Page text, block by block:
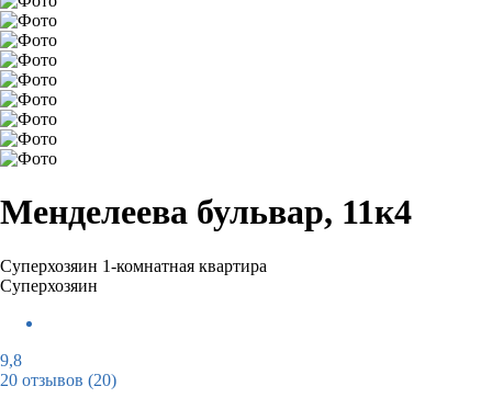
Менделеева бульвар, 11к4
Суперхозяин 1-комнатная квартира
Суперхозяин
9,8
20 отзывов (20)